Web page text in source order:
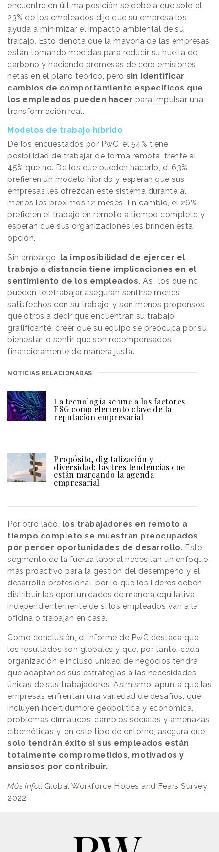
encuentre en última posición se debe a que solo el
23% de los empleados dijo que su empresa los
ayuda a minimizar el impacto ambiental de su
trabajo. Esto denota que la mayoría de las empresas
están tomando medidas para reducir su huella de
carbono y haciendo promesas de cero emisiones
netas en el plano teórico, pero sin identificar
cambios de comportamiento específicos que
los empleados pueden hacer para impulsar una
transformación real.
Modelos de trabajo híbrido
De los encuestados por PwC, el 54% tiene
posibilidad de trabajar de forma remota, frente al
45% que no. De los que pueden hacerlo, el 63%
prefieren un modelo hibrido y esperan que sus
empresas les ofrezcan este sistema durante al
menos los próximos 12 meses. En cambio, el 26%
prefieren el trabajo en remoto a tiempo completo y
esperan que sus organizaciones les brinden esta
opción.
Sin embargo, la imposibilidad de ejercer el
trabajo a distancia tiene implicaciones en el
sentimiento de los empleados. Así, los que no
pueden teletrabajar aseguran sentirse menos
satisfechos con su trabajo, y son menos propensos
que otros a decir que encuentran su trabajo
gratificante, creer que su equipo se preocupa por su
bienestar, o sentir que son recompensados ​​
financieramente de manera justa.
NOTICIAS RELACIONADAS
La tecnología se une a los factores
ESG como elemento clave de la
reputación empresarial
Propósito, digitalización y
diversidad: las tres tendencias que
están marcando la agenda
empresarial
Por otro lado, los trabajadores en remoto a
tiempo completo se muestran preocupados
por perder oportunidades de desarrollo. Este
segmento de la fuerza laboral necesitan un enfoque
más proactivo para la gestión del desempeño y el
desarrollo profesional, por lo que los líderes deben
distribuir las oportunidades de manera equitativa,
independientemente de si los empleados van a la
oficina o trabajan en casa.
Como conclusión, el informe de PwC destaca que
los resultados son globales y que, por tanto, cada
organización e incluso unidad de negocios tendrá
que adaptarlos sus estrategias a las necesidades
únicas de sus trabajadores. Asimismo, apunta que las
empresas enfrentan una variedad de desafíos, que
incluyen incertidumbre geopolítica y económica,
problemas climáticos, cambios sociales y amenazas
cibernéticas y, en este tipo de entorno, asegura que
solo tendrán éxito si sus empleados están
totalmente comprometidos, motivados y
ansiosos por contribuir.
Más info.: Global Workforce Hopes and Fears Survey
2022